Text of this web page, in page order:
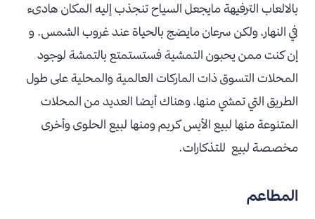
بالالعاب الترفيهة مايجعل السياح تنجذب إليه المكان هادىء
في النهار، ولكن سرعان مايضج بالحياة عند غروب الشمس. و
إن كنت ممن يحبون التمشية فستستمتع بالتمشة لوجود
المحلات التسوق ذات الماركات العالمية والمحلية على طول
الطريق التي تمشي منها، وهناك أيضا العديد من المحلات
المتنوعة منها لبيع الأيس كريم ومنها لبيع الحلوى وأخرى
مخصصة لبيع للتذكارات.
المطاعم